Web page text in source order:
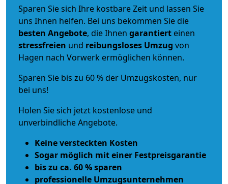
Sparen Sie sich Ihre kostbare Zeit und lassen Sie
uns Ihnen helfen. Bei uns bekommen Sie die
besten Angebote, die Ihnen garantiert einen
stressfreien und reibungsloses Umzug von
Hagen nach Vorwerk ermöglichen können.
Sparen Sie bis zu 60 % der Umzugskosten, nur
bei uns!
Holen Sie sich jetzt kostenlose und
unverbindliche Angebote.
Keine versteckten Kosten
Sogar möglich mit einer Festpreisgarantie
bis zu ca. 60 % sparen
professionelle Umzugsunternehmen